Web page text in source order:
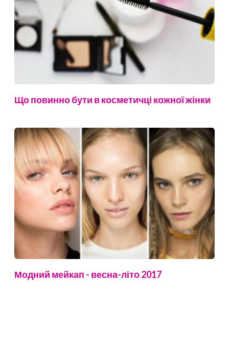
Що повинно бути в косметичці кожної жінки
Модний мейкап - весна-літо 2017